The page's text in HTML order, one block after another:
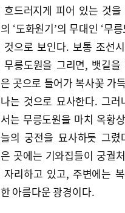
흐드러지게 피어 있는 것을
‘도화원기’의 무대인 ‘무
것으로 보인다. 보통 조선
무릉도원을 그리면, 뱃길을
곳으로 들어가 복사꽃 가
는 것으로 묘사한다. 그러
는 무릉도원을 마치 옥황
의 궁전을 묘사하듯 그렸
곳에는 기와집들이 궁궐
자리하고 있고, 주변에는
아름다운 광경이다.